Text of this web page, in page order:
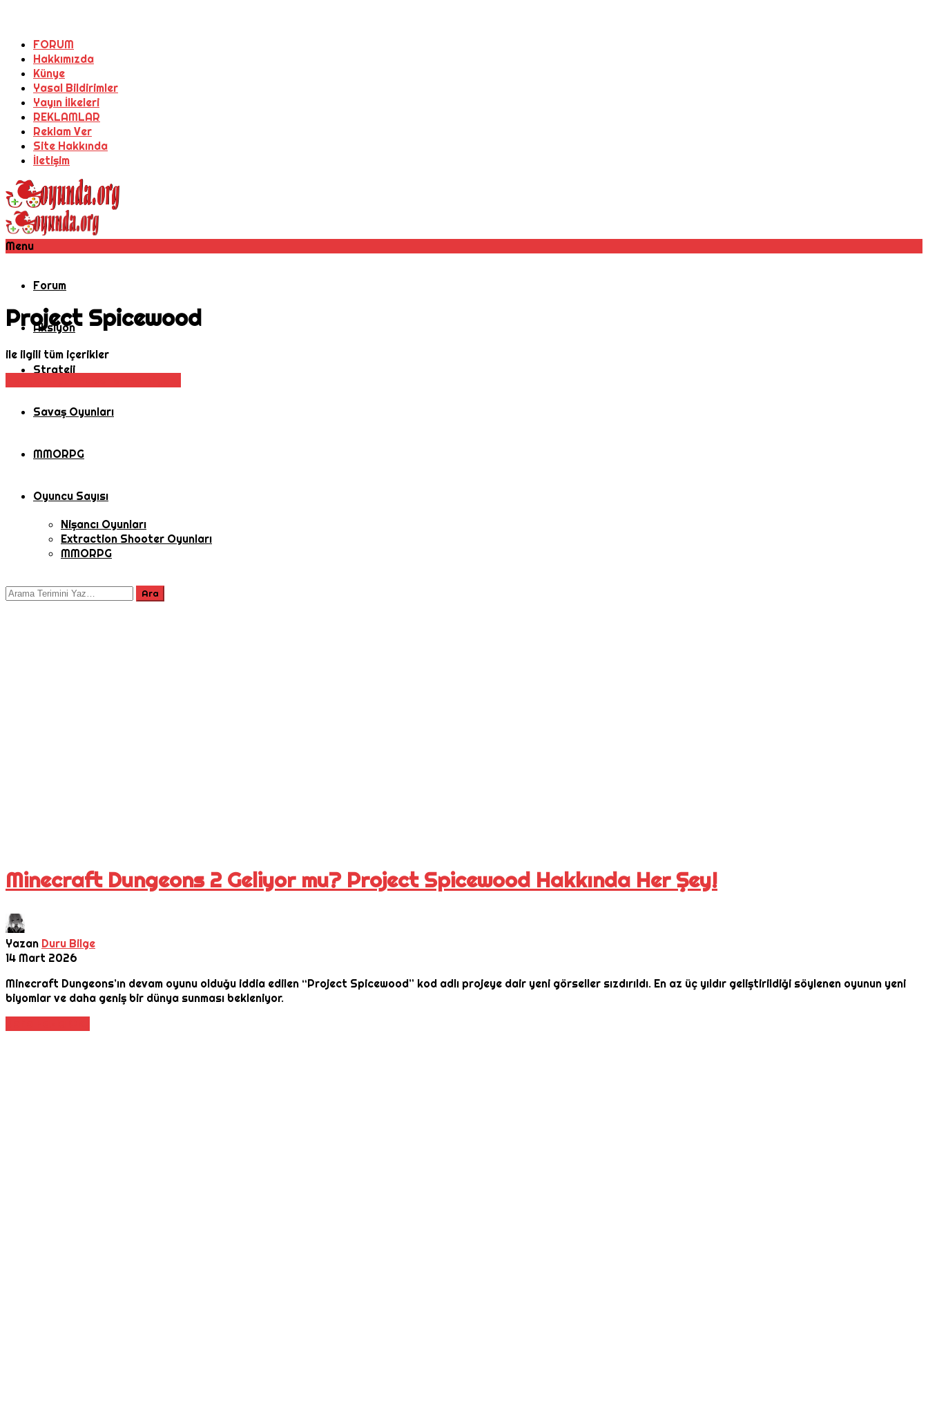
FORUM
Hakkımızda
Künye
Yasal Bildirimler
Yayın İlkeleri
REKLAMLAR
Reklam Ver
Site Hakkında
İletişim
Menu
Forum
Aksiyon
Strateji
Savaş Oyunları
MMORPG
Oyuncu Sayısı
Nişancı Oyunları
Extraction Shooter Oyunları
MMORPG
Project Spicewood
ile ilgili tüm içerikler
Minecraft Dungeons 2 Geliyor mu? Project Spicewood Hakkında Her Şey!
Yazan Duru Bilge
14 Mart 2026
Minecraft Dungeons’ın devam oyunu olduğu iddia edilen “Project Spicewood” kod adlı projeye dair yeni görseller sızdırıldı. En az üç yıldır geliştirildiği söylenen oyunun yeni
biyomlar ve daha geniş bir dünya sunması bekleniyor.